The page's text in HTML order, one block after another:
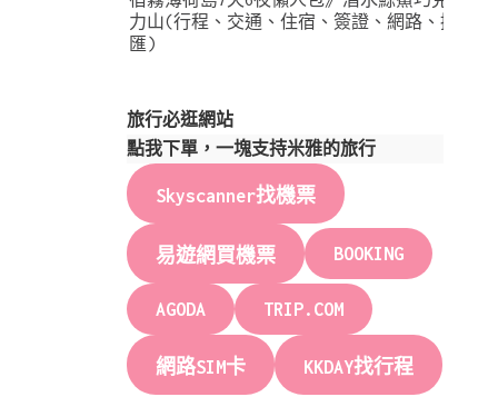
力山(行程、交通、住宿、簽證、網路、換
匯)
旅行必逛網站
點我下單，一塊支持米雅的旅行
Skyscanner找機票
易遊網買機票 BOOKING
AGODA TRIP.COM
網路SIM卡 KKDAY找行程